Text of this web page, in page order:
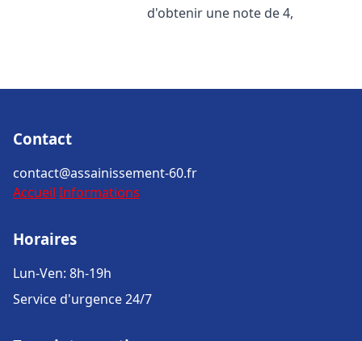
d'obtenir une note de 4,
Contact
contact@assainissement-60.fr
Accueil Informations
Horaires
Lun-Ven: 8h-19h
Service d'urgence 24/7